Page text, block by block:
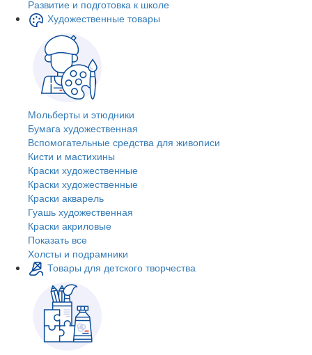
Развитие и подготовка к школе
Художественные товары
Мольберты и этюдники
Бумага художественная
Вспомогательные средства для живописи
Кисти и мастихины
Краски художественные
Краски художественные
Краски акварель
Гуашь художественная
Краски акриловые
Показать все
Холсты и подрамники
Товары для детского творчества